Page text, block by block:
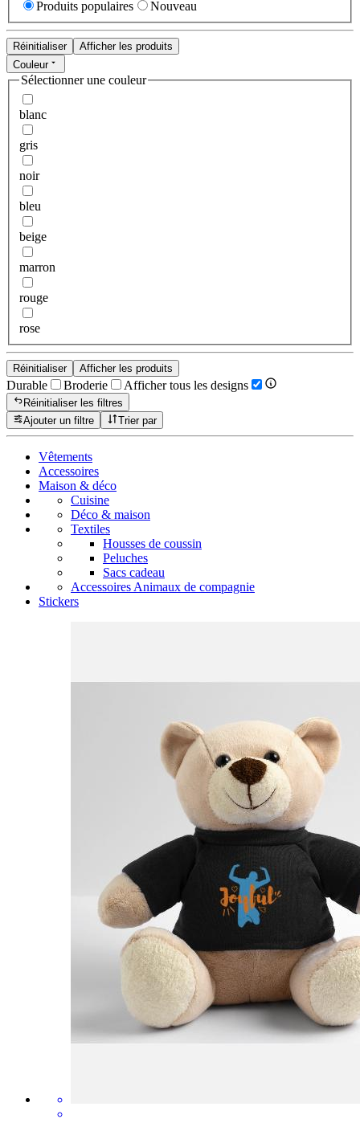
Produits populaires
Nouveau
Réinitialiser
Afficher les produits
Couleur
Sélectionner une couleur
blanc
gris
noir
bleu
beige
marron
rouge
rose
Réinitialiser Afficher les produits
Durable Broderie Afficher tous les designs
Réinitialiser les filtres
Ajouter un filtre
Trier par
Vêtements
Accessoires
Maison & déco
Cuisine
Déco & maison
Textiles
Housses de coussin
Peluches
Sacs cadeau
Accessoires Animaux de compagnie
Stickers